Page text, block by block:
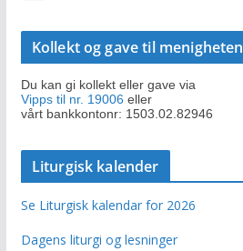
Kollekt og gave til menigheten
Du kan gi kollekt eller gave via
Vipps til nr. 19006 eller
vårt bankkontonr: 1503.02.82946
Liturgisk kalender
Se Liturgisk kalendar for 2026
Dagens liturgi og lesninger